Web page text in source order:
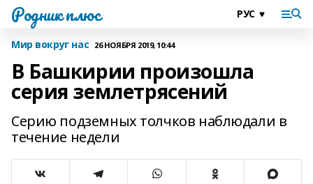
Родник плюс
Мир вокруг нас 26 НОЯБРЯ 2019, 10:44
В Башкирии произошла
серия землетрясений
Серию подземных толчков наблюдали в
течение недели